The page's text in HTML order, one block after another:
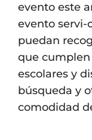
evento este
evento servi-
puedan
que cumplen
escolares y
búsqueda y
comodidad